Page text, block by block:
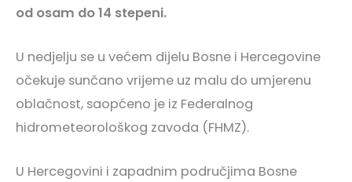
od osam do 14 stepeni.
U nedjelju se u većem dijelu Bosne i Hercegovine
očekuje sunčano vrijeme uz malu do umjerenu
oblačnost, saopćeno je iz Federalnog
hidrometeorološkog zavoda (FHMZ).
U Hercegovini i zapadnim područjima Bosne